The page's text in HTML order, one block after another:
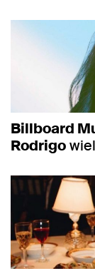
Billboard
Rodrigo